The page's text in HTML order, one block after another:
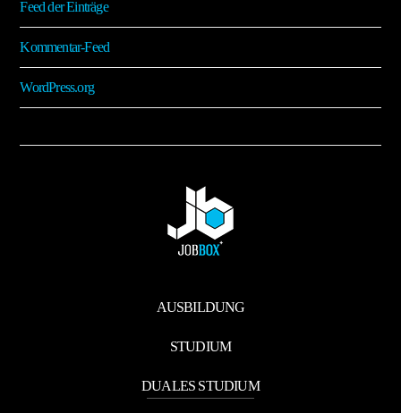
Feed der Einträge
Kommentar-Feed
WordPress.org
AUSBILDUNG
STUDIUM
DUALES STUDIUM